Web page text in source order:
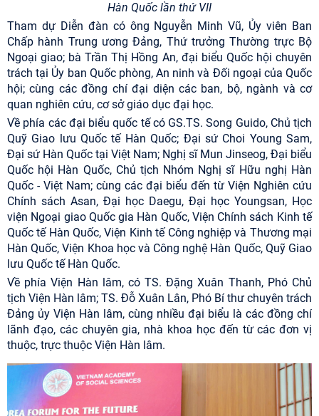
Hàn Quốc lần thứ VII
Tham dự Diễn đàn có ông Nguyễn Minh Vũ, Ủy viên Ban
Chấp hành Trung ương Đảng, Thứ trưởng Thường trực Bộ
Ngoại giao; bà Trần Thị Hồng An, đại biểu Quốc hội chuyên
trách tại Ủy ban Quốc phòng, An ninh và Đối ngoại của Quốc
hội; cùng các đồng chí đại diện các ban, bộ, ngành và cơ
quan nghiên cứu, cơ sở giáo dục đại học.
Về phía các đại biểu quốc tế có GS.TS. Song Guido, Chủ tịch
Quỹ Giao lưu Quốc tế Hàn Quốc; Đại sứ Choi Young Sam,
Đại sứ Hàn Quốc tại Việt Nam; Nghị sĩ Mun Jinseog, Đại biểu
Quốc hội Hàn Quốc, Chủ tịch Nhóm Nghị sĩ Hữu nghị Hàn
Quốc - Việt Nam; cùng các đại biểu đến từ Viện Nghiên cứu
Chính sách Asan, Đại học Daegu, Đại học Youngsan, Học
viện Ngoại giao Quốc gia Hàn Quốc, Viện Chính sách Kinh tế
Quốc tế Hàn Quốc, Viện Kinh tế Công nghiệp và Thương mại
Hàn Quốc, Viện Khoa học và Công nghệ Hàn Quốc, Quỹ Giao
lưu Quốc tế Hàn Quốc.
Về phía Viện Hàn lâm, có TS. Đặng Xuân Thanh, Phó Chủ
tịch Viện Hàn lâm; TS. Đỗ Xuân Lân, Phó Bí thư chuyên trách
Đảng ủy Viện Hàn lâm, cùng nhiều đại biểu là các đồng chí
lãnh đạo, các chuyên gia, nhà khoa học đến từ các đơn vị
thuộc, trực thuộc Viện Hàn lâm.